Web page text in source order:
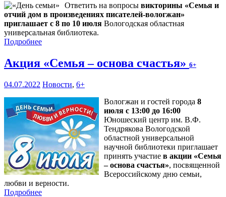
Ответить на вопросы викторины «Семья и
отчий дом в произведениях писателей-вологжан»
приглашает с 8 по 10 июля Вологодская областная
универсальная библиотека.
Подробнее
Акция «Семья – основа счастья» 6+
04.07.2022 Новости, 6+
Вологжан и гостей города 8
июля с 13:00 до 16:00
Юношеский центр им. В.Ф.
Тендрякова Вологодской
областной универсальной
научной библиотеки приглашает
принять участие в акции «Семья
– основа счастья», посвященной
Всероссийскому дню семьи,
любви и верности.
Подробнее